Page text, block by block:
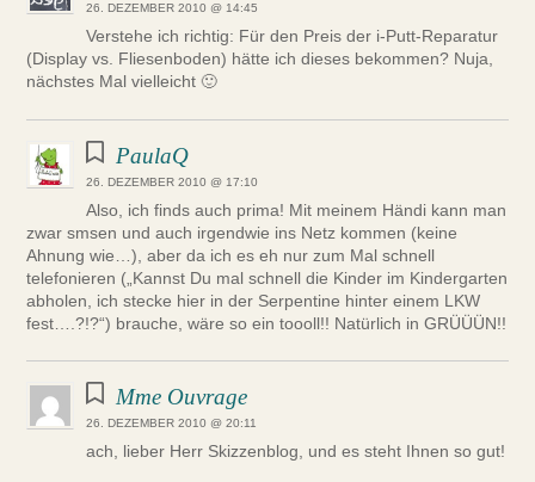
26. DEZEMBER 2010 @ 14:45
Verstehe ich richtig: Für den Preis der i-Putt-Reparatur
(Display vs. Fliesenboden) hätte ich dieses bekommen? Nuja,
nächstes Mal vielleicht 🙂
PaulaQ
26. DEZEMBER 2010 @ 17:10
Also, ich finds auch prima! Mit meinem Händi kann man
zwar smsen und auch irgendwie ins Netz kommen (keine
Ahnung wie…), aber da ich es eh nur zum Mal schnell
telefonieren („Kannst Du mal schnell die Kinder im Kindergarten
abholen, ich stecke hier in der Serpentine hinter einem LKW
fest….?!?“) brauche, wäre so ein toooll!! Natürlich in GRÜÜÜN!!
Mme Ouvrage
26. DEZEMBER 2010 @ 20:11
ach, lieber Herr Skizzenblog, und es steht Ihnen so gut!